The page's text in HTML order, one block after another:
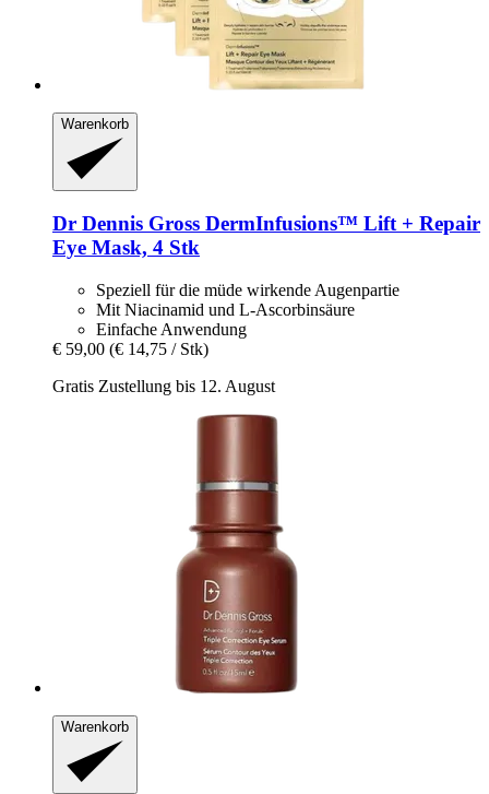
Warenkorb
Dr Dennis Gross DermInfusions™ Lift + Repair
Eye Mask, 4 Stk
Speziell für die müde wirkende Augenpartie
Mit Niacinamid und L-Ascorbinsäure
Einfache Anwendung
€ 59,00 (€ 14,75 / Stk)
Gratis Zustellung bis 12. August
Warenkorb